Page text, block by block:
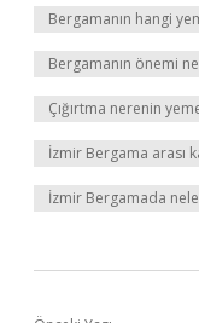
Bergamanın hangi
Bergamanın önemi
Çığırtma nerenin
İzmir Bergama arası
İzmir Bergamada